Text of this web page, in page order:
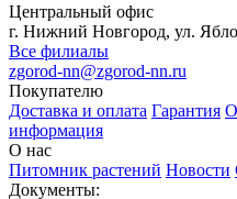
Центральный офис
г. Нижний Новгород, ул.
Все филиалы
zgorod-nn@zgorod-nn.ru
Покупателю
Доставка и оплата Гарантия
информация
О нас
Питомник растений Новости
Документы: